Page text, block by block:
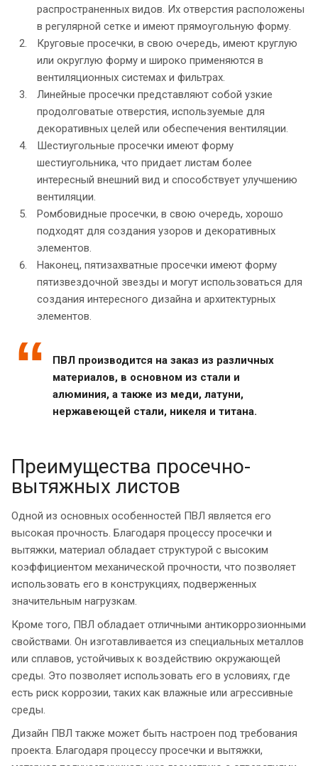
распространенных видов. Их отверстия расположены
в регулярной сетке и имеют прямоугольную форму.
Круговые просечки, в свою очередь, имеют круглую
или округлую форму и широко применяются в
вентиляционных системах и фильтрах.
Линейные просечки представляют собой узкие
продолговатые отверстия, используемые для
декоративных целей или обеспечения вентиляции.
Шестиугольные просечки имеют форму
шестиугольника, что придает листам более
интересный внешний вид и способствует улучшению
вентиляции.
Ромбовидные просечки, в свою очередь, хорошо
подходят для создания узоров и декоративных
элементов.
Наконец, пятизахватные просечки имеют форму
пятизвездочной звезды и могут использоваться для
создания интересного дизайна и архитектурных
элементов.
ПВЛ производится на заказ из различных
материалов, в основном из стали и
алюминия, а также из меди, латуни,
нержавеющей стали, никеля и титана.
Преимущества просечно-
вытяжных листов
Одной из основных особенностей ПВЛ является его
высокая прочность. Благодаря процессу просечки и
вытяжки, материал обладает структурой с высоким
коэффициентом механической прочности, что позволяет
использовать его в конструкциях, подверженных
значительным нагрузкам.
Кроме того, ПВЛ обладает отличными антикоррозионными
свойствами. Он изготавливается из специальных металлов
или сплавов, устойчивых к воздействию окружающей
среды. Это позволяет использовать его в условиях, где
есть риск коррозии, таких как влажные или агрессивные
среды.
Дизайн ПВЛ также может быть настроен под требования
проекта. Благодаря процессу просечки и вытяжки,